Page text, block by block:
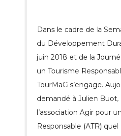
Dans le cadre de la
du Développement
juin 2018 et de la
un Tourisme
TourMaG s’engage.
demandé à Julien
l’association Agir pour
Responsable (ATR)